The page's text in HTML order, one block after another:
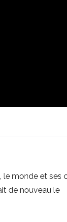
monde et ses
de nouveau le